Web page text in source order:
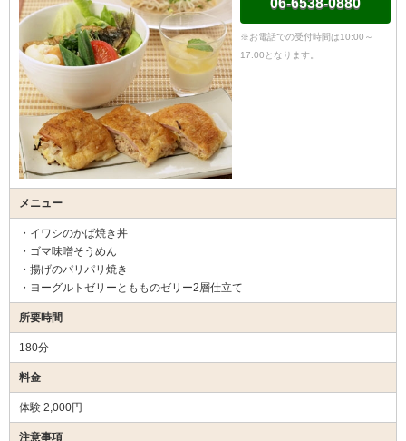
06-6538-0880
※お電話での受付時間は10:00～
17:00となります。
メニュー
・イワシのかば焼き丼
・ゴマ味噌そうめん
・揚げのパリパリ焼き
・ヨーグルトゼリーともものゼリー2層仕立て
所要時間
180分
料金
体験 2,000円
注意事項